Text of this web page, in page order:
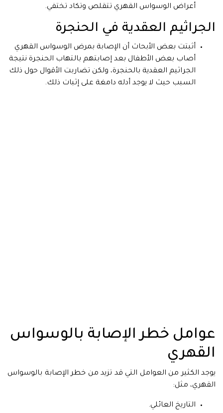
أعراض الوسواس القهري تتقلص وتكاد تختفي.
الجراثيم العقدية في الحنجرة
أثبتت بعض الأبحاث أن الإصابة بمرض الوسواس القهري
أصاب بعض الأطفال بعد إصابتهم بالتهاب الحنجرة نتيجة
الجراثيم العقدية بالحنجرة، ولكن تضاربت الأقوال حول ذلك
السبب حيث لا يوجد أدله دامغة على إثبات ذلك.
عوامل خطر الإصابة بالوسواس
القهري
يوجد الكثير من العوامل التي قد تزيد من خطر الإصابة بالوسواس
القهري، مثل:
التاريخ العائلي.